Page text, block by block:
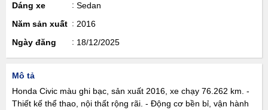
Dáng xe
Sedan
Năm sản xuất
2016
Ngày đăng
18/12/2025
Mô tả
Honda Civic màu ghi bạc, sản xuất 2016, xe chạy 76.262 km. -
Thiết kế thể thao, nội thất rộng rãi. - Động cơ bền bỉ, vận hành